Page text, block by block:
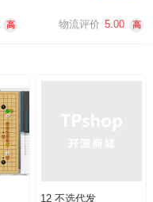
高 物流评价 5.00 高
12 不选代发